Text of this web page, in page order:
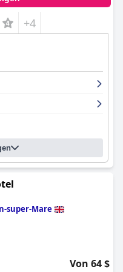
+4
super-Mare
Von 64 $